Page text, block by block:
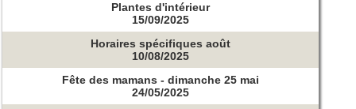
Plantes d'intérieur
15/09/2025
Horaires spécifiques août
10/08/2025
Fête des mamans - dimanche 25 mai
24/05/2025